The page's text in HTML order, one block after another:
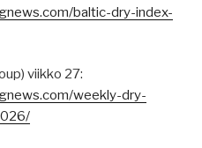
baltic-dry-index-
viikko 27:
weekly-dry-